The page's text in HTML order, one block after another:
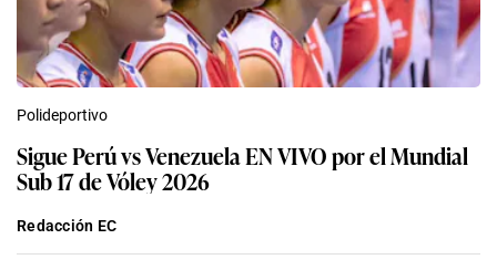
Polideportivo
Sigue Perú vs Venezuela EN VIVO por el Mundial
Sub 17 de Vóley 2026
Redacción EC